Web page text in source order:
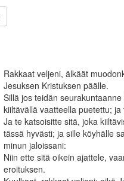
Rakkaat veljeni, älkäät
Jesuksen Kristuksen päälle.
Sillä jos teidän
kiiltävällä vaatteella puetettu;
Ja te katsoisitte sitä, joka
tässä hyvästi; ja sille köyhälle
minun jaloissani:
Niin ette sitä oikein ajattele,
eroituksen.